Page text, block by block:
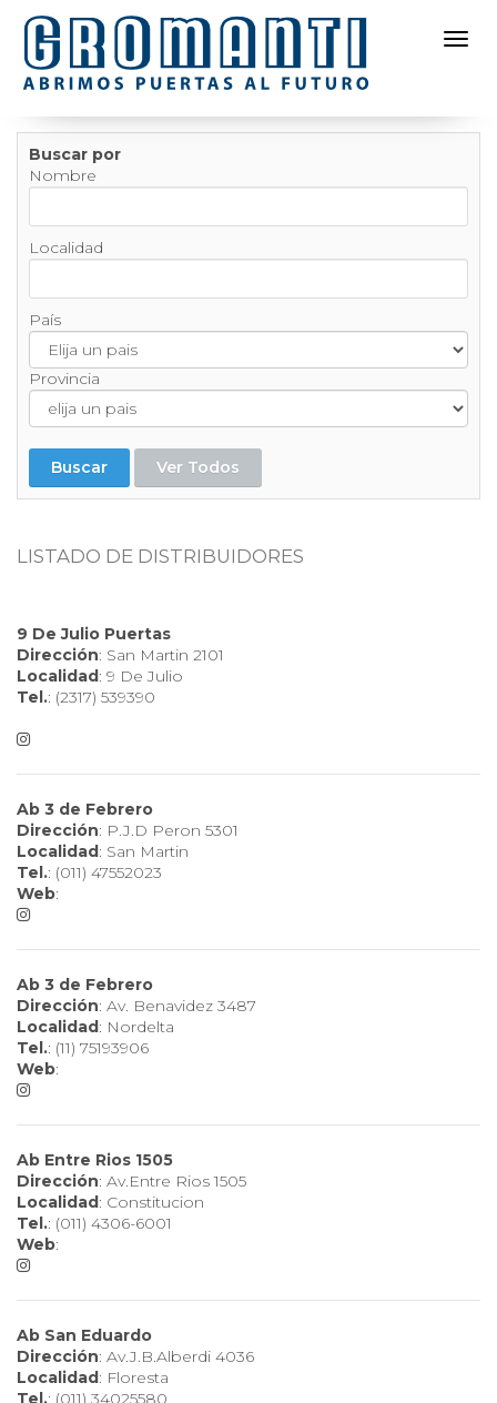
Buscar por
Nombre
Localidad
País
Provincia
LISTADO DE DISTRIBUIDORES
9 De Julio Puertas
Dirección: San Martin 2101
Localidad: 9 De Julio
Tel.: (2317) 539390
Ab 3 de Febrero
Dirección: P.J.D Peron 5301
Localidad: San Martin
Tel.: (011) 47552023
Web:
Ab 3 de Febrero
Dirección: Av. Benavidez 3487
Localidad: Nordelta
Tel.: (11) 75193906
Web:
Ab Entre Rios 1505
Dirección: Av.Entre Rios 1505
Localidad: Constitucion
Tel.: (011) 4306-6001
Web:
Ab San Eduardo
Dirección: Av.J.B.Alberdi 4036
Localidad: Floresta
Tel.: (011) 34025580